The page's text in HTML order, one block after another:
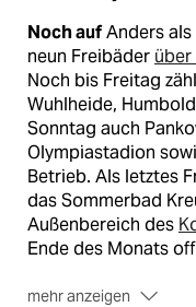
Noch aufAnders als
neun Freibäder
Noch bis Freitag
Wuhlheide,
Sonntag auch
Olympiastadion
Betrieb. Als letztes
das Sommerbad
Außenbereich des
Ende des Monats
mehr anzeigen